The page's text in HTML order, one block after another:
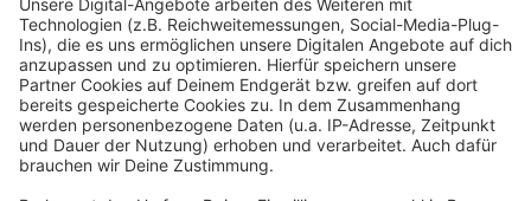
verpflichtet sei. Außerdem habe BIW stets
transparent informiert, sogar Blutuntersuchungen für
Anwohner angeboten und da sei kein PCB
nachgewiesen worden, so Stoffels. Die Firma will ab
April vollständig pcb-frei produzieren.